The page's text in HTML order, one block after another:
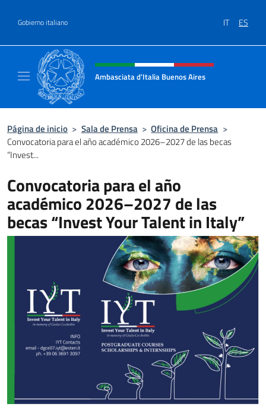
Gobierno italiano IT ES
Encabezado del sitio web,
Ambasciata d'Italia Buenos Aires
Página de inicio > Sala de Prensa > Oficina de Prensa >
Convocatoria para el año académico 2026–2027 de las becas
“Invest...
Convocatoria para el año
académico 2026–2027 de las
becas “Invest Your Talent in Italy”